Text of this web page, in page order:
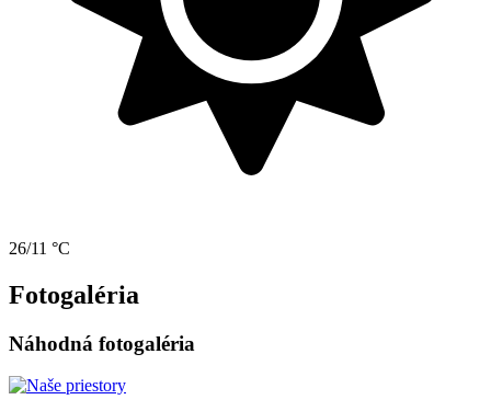
26/11 °C
Fotogaléria
Náhodná fotogaléria